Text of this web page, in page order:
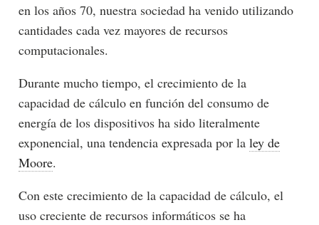
en los años 70, nuestra sociedad ha venido utilizando
cantidades cada vez mayores de recursos
computacionales.
Durante mucho tiempo, el crecimiento de la
capacidad de cálculo en función del consumo de
energía de los dispositivos ha sido literalmente
exponencial, una tendencia expresada por la ley de
Moore.
Con este crecimiento de la capacidad de cálculo, el
uso creciente de recursos informáticos se ha